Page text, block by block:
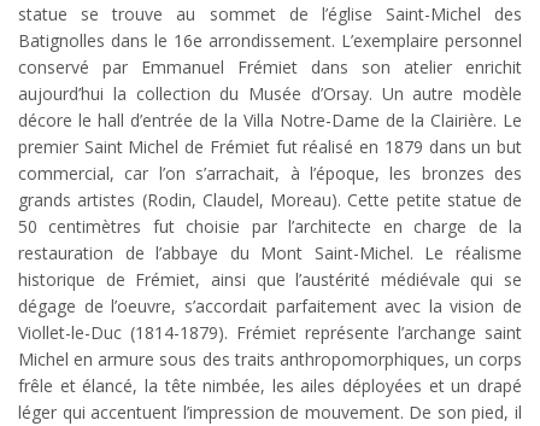
statue se trouve au sommet de l’église Saint-Michel des
Batignolles dans le 16e arrondissement. L’exemplaire personnel
conservé par Emmanuel Frémiet dans son atelier enrichit
aujourd’hui la collection du Musée d’Orsay. Un autre modèle
décore le hall d’entrée de la Villa Notre-Dame de la Clairière. Le
premier Saint Michel de Frémiet fut réalisé en 1879 dans un but
commercial, car l’on s’arrachait, à l’époque, les bronzes des
grands artistes (Rodin, Claudel, Moreau). Cette petite statue de
50 centimètres fut choisie par l’architecte en charge de la
restauration de l’abbaye du Mont Saint-Michel. Le réalisme
historique de Frémiet, ainsi que l’austérité médiévale qui se
dégage de l’oeuvre, s’accordait parfaitement avec la vision de
Viollet-le-Duc (1814-1879). Frémiet représente l’archange saint
Michel en armure sous des traits anthropomorphiques, un corps
frêle et élancé, la tête nimbée, les ailes déployées et un drapé
léger qui accentuent l’impression de mouvement. De son pied, il